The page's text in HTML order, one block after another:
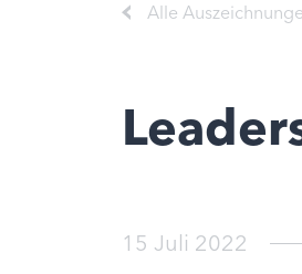
Alle
15 Juli 2022